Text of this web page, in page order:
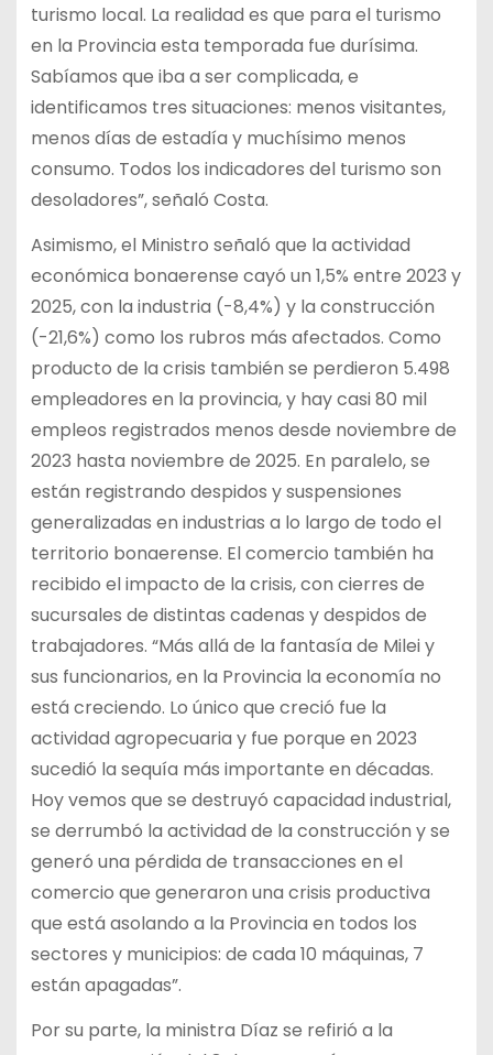
turismo local. La realidad es que para el turismo
en la Provincia esta temporada fue durísima.
Sabíamos que iba a ser complicada, e
identificamos tres situaciones: menos visitantes,
menos días de estadía y muchísimo menos
consumo. Todos los indicadores del turismo son
desoladores”, señaló Costa.
Asimismo, el Ministro señaló que la actividad
económica bonaerense cayó un 1,5% entre 2023 y
2025, con la industria (-8,4%) y la construcción
(-21,6%) como los rubros más afectados. Como
producto de la crisis también se perdieron 5.498
empleadores en la provincia, y hay casi 80 mil
empleos registrados menos desde noviembre de
2023 hasta noviembre de 2025. En paralelo, se
están registrando despidos y suspensiones
generalizadas en industrias a lo largo de todo el
territorio bonaerense. El comercio también ha
recibido el impacto de la crisis, con cierres de
sucursales de distintas cadenas y despidos de
trabajadores. “Más allá de la fantasía de Milei y
sus funcionarios, en la Provincia la economía no
está creciendo. Lo único que creció fue la
actividad agropecuaria y fue porque en 2023
sucedió la sequía más importante en décadas.
Hoy vemos que se destruyó capacidad industrial,
se derrumbó la actividad de la construcción y se
generó una pérdida de transacciones en el
comercio que generaron una crisis productiva
que está asolando a la Provincia en todos los
sectores y municipios: de cada 10 máquinas, 7
están apagadas”.
Por su parte, la ministra Díaz se refirió a la